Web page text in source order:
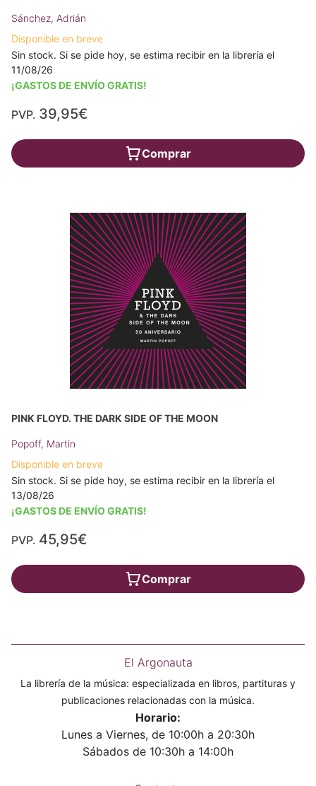
Sánchez, Adrián
Disponible en breve
Sin stock. Si se pide hoy, se estima recibir en la librería el
11/08/26
¡GASTOS DE ENVÍO GRATIS!
PVP. 39,95€
Comprar
PINK FLOYD. THE DARK SIDE OF THE MOON
Popoff, Martin
Disponible en breve
Sin stock. Si se pide hoy, se estima recibir en la librería el
13/08/26
¡GASTOS DE ENVÍO GRATIS!
PVP. 45,95€
Comprar
El Argonauta
La librería de la música: especializada en libros, partituras y
publicaciones relacionadas con la música.
Horario:
Lunes a Viernes, de 10:00h a 20:30h
Sábados de 10:30h a 14:00h